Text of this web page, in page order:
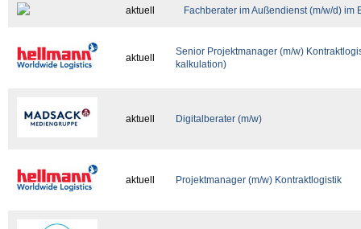
aktuell Fachberater im Außendienst (m/w/d) im
aktuell
Senior Projektmanager (m/w)
kalkulation)
aktuell Digitalberater (m/w)
aktuell Projektmanager (m/w) Kontraktlogistik